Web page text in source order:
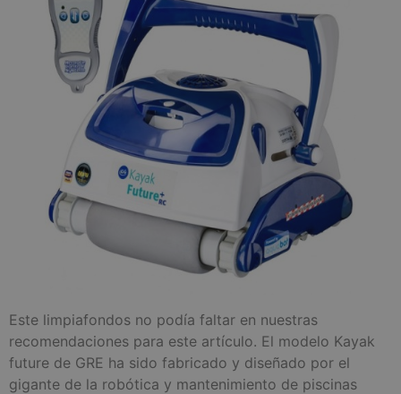
Este limpiafondos no podía faltar en nuestras
recomendaciones para este artículo. El modelo Kayak
future de GRE ha sido fabricado y diseñado por el
gigante de la robótica y mantenimiento de piscinas